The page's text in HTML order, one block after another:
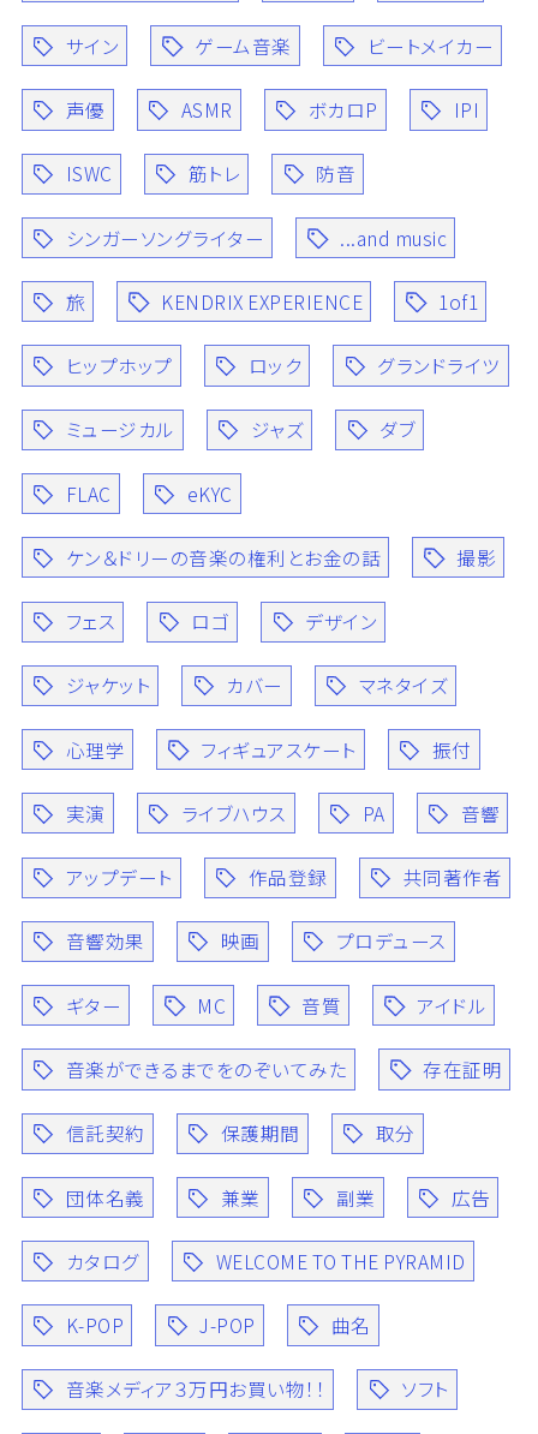
サイン ゲーム音楽 ビートメイカー
声優 ASMR ボカロP IPI
ISWC 筋トレ 防音
シンガーソングライター ...and music
旅 KENDRIX EXPERIENCE 1of1
ヒップホップ ロック グランドライツ
ミュージカル ジャズ ダブ
FLAC eKYC
ケン＆ドリーの音楽の権利とお金の話 撮影
フェス ロゴ デザイン
ジャケット カバー マネタイズ
心理学 フィギュアスケート 振付
実演 ライブハウス PA 音響
アップデート 作品登録 共同著作者
音響効果 映画 プロデュース
ギター MC 音質 アイドル
音楽ができるまでをのぞいてみた 存在証明
信託契約 保護期間 取分
団体名義 兼業 副業 広告
カタログ WELCOME TO THE PYRAMID
K-POP J-POP 曲名
音楽メディア３万円お買い物！！ ソフト